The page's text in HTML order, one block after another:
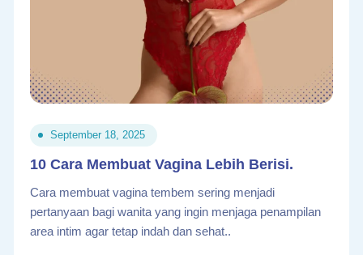
September 18, 2025
10 Cara Membuat Vagina Lebih Berisi.
Cara membuat vagina tembem sering menjadi
pertanyaan bagi wanita yang ingin menjaga penampilan
area intim agar tetap indah dan sehat..